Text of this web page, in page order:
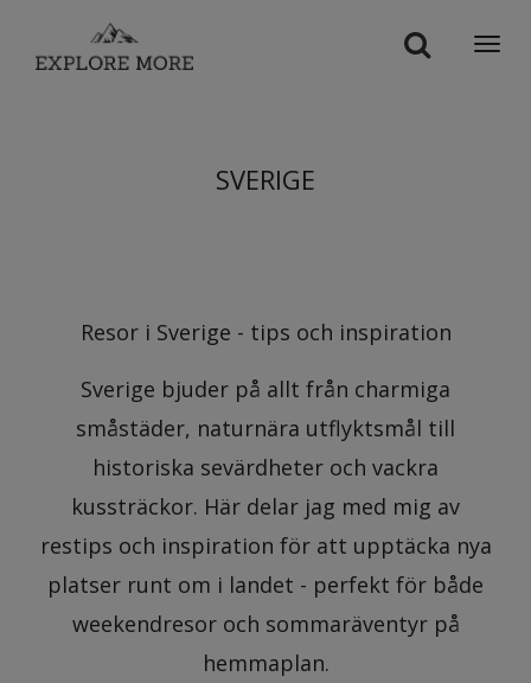
SVERIGE
Resor i Sverige - tips och inspiration
Sverige bjuder på allt från charmiga
småstäder, naturnära utflyktsmål till
historiska sevärdheter och vackra
kussträckor. Här delar jag med mig av
restips och inspiration för att upptäcka nya
platser runt om i landet - perfekt för både
weekendresor och sommaräventyr på
hemmaplan.